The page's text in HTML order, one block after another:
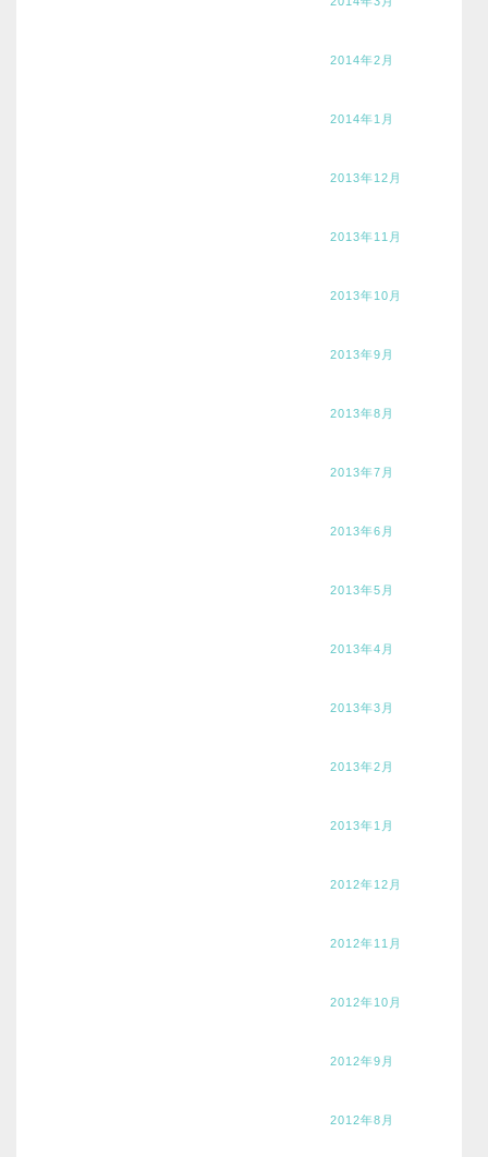
2014年2月
2014年1月
2013年12月
2013年11月
2013年10月
2013年9月
2013年8月
2013年7月
2013年6月
2013年5月
2013年4月
2013年3月
2013年2月
2013年1月
2012年12月
2012年11月
2012年10月
2012年9月
2012年8月